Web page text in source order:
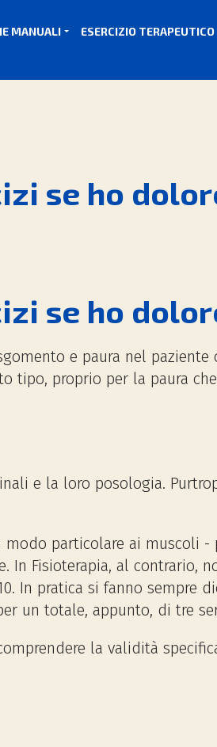
MANUALI ESERCIZIO TERAPEUTICO
se ho
se ho
e paura nel paziente
tipo, proprio per la paura
e la loro posologia.
particolare ai muscoli -
In Fisioterapia, al contrario,
In pratica si fanno sempre
un totale, appunto, di tre
la validità